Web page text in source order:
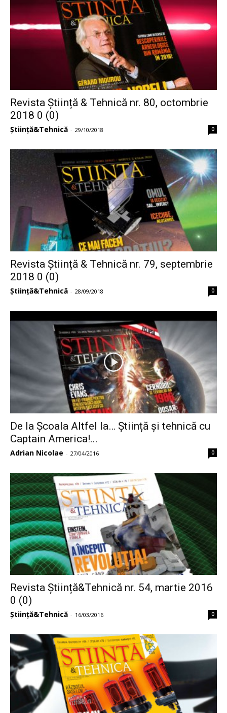
Revista Știință & Tehnică nr. 80, octombrie
2018 0 (0)
Știință&Tehnică - 29/10/2018 0
Revista Știință & Tehnică nr. 79, septembrie
2018 0 (0)
Știință&Tehnică - 28/09/2018 0
De la Școala Altfel la… Știință și tehnică cu
Captain America!...
Adrian Nicolae - 27/04/2016 0
Revista Știință&Tehnică nr. 54, martie 2016
0 (0)
Știință&Tehnică - 16/03/2016 0